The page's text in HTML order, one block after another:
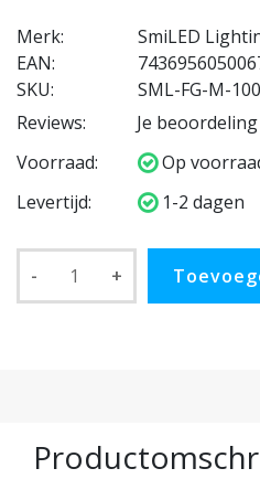
Merk:
SmiLED
EAN:
SKU:
SML-FG-M-
Reviews:
Je
Voorraad:
Op
Levertijd:
1-2 dagen
- +